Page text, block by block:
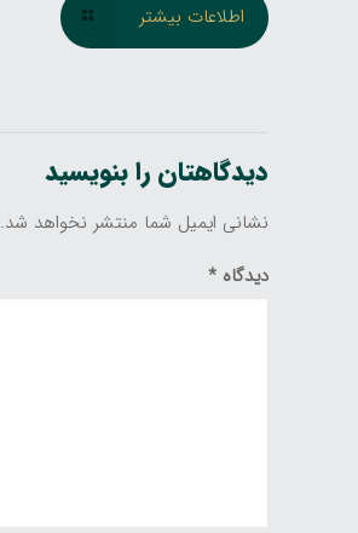
اطلاعات بیشتر
دیدگاهتان را بنویسید
نشانی ایمیل شما منتشر نخواهد شد.
دیدگاه*